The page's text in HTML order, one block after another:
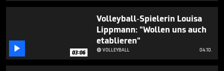
 03:06
Volleyball-Spielerin Louisa
Lippmann: "Wollen uns auch
etablieren"
VOLLEYBALL 04.10.